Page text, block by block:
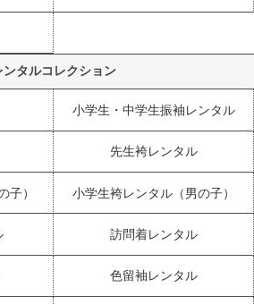
ンタルコレクション
小学生・中学生振袖レンタル
先生袴レンタル
子） 小学生袴レンタル（男の子）
訪問着レンタル
色留袖レンタル